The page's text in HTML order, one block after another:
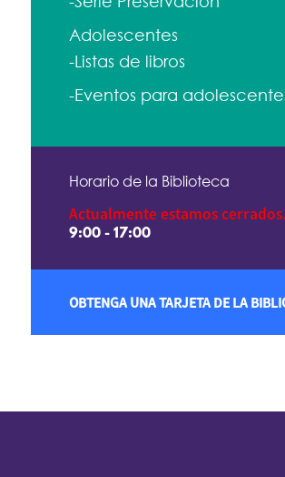
Adolescentes
-Listas de libros
-Eventos para
Horario de la Biblioteca
Actualmente estamos cerrados.
9:00 - 17:00
OBTENGA UNA TARJETA DE LA